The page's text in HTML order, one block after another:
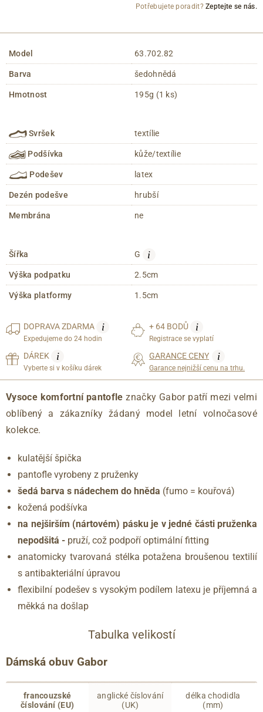
Potřebujete poradit?Zeptejte se nás.
Model 63.702.82
Barva šedohnědá
Hmotnost 195g (1 ks)
Svršek textílie
Podšívka kůže/textílie
Podešev latex
Dezén podešve hrubší
Membrána ne
Šířka G i
Výška podpatku 2.5cm
Výška platformy 1.5cm
DOPRAVAZDARMA i
Expedujeme do 24 hodin
+ 64 BODŮ i
Registrace se vyplatí
DÁREK i
Vyberte si v košíku dárek
GARANCE CENY i
Garance nejnižší cenu na trhu.
Vysoce komfortní pantofle značky Gabor patří mezi velmi
oblíbený a zákazníky žádaný model letní volnočasové
kolekce.
kulatější špička
pantofle vyrobeny z pruženky
šedá barva s nádechem do hněda (fumo = kouřová)
kožená podšívka
na nejširším (nártovém) pásku je v jedné části pruženka
nepodšitá - pruží, což podpoří optimální fitting
anatomicky tvarovaná stélka potažena broušenou textilií
s antibakteriální úpravou
flexibilní podešev s vysokým podílem latexu je příjemná a
měkká na došlap
Tabulka velikostí
Dámská obuv Gabor
francouzské
číslování (EU)
anglické číslování
(UK)
délka chodidla
(mm)